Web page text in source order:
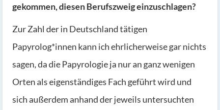
gekommen, diesen Berufszweig einzuschlagen?
Zur Zahl der in Deutschland tätigen
Papyrolog*innen kann ich ehrlicherweise gar nichts
sagen, da die Papyrologie ja nur an ganz wenigen
Orten als eigenständiges Fach geführt wird und
sich außerdem anhand der jeweils untersuchten